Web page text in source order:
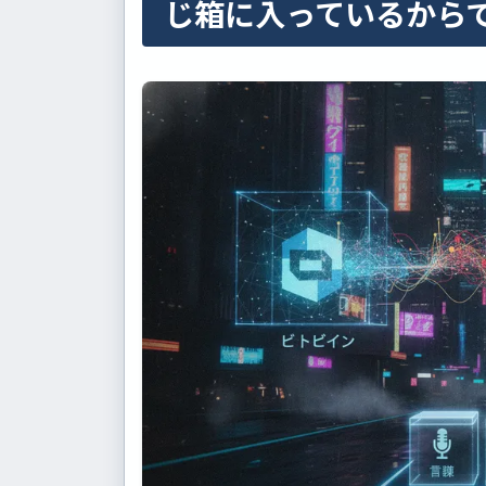
じ箱に入っているから